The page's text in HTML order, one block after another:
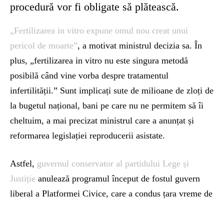
procedură vor fi obligate să plătească.
„Fertilizarea in vitro expune omul nou creat unui
pericol de moarte”, a motivat ministrul decizia sa. În
plus, „fertilizarea in vitro nu este singura metodă
posibilă când vine vorba despre tratamentul
infertilității.” Sunt implicați sute de milioane de zloți de
la bugetul național, bani pe care nu ne permitem să îi
cheltuim, a mai precizat ministrul care a anunțat și
reformarea legislației reproducerii asistate.
Astfel, guvernul conservator al partidului Lege și
Justiție anulează programul început de fostul guvern
liberal a Platformei Civice, care a condus țara vreme de